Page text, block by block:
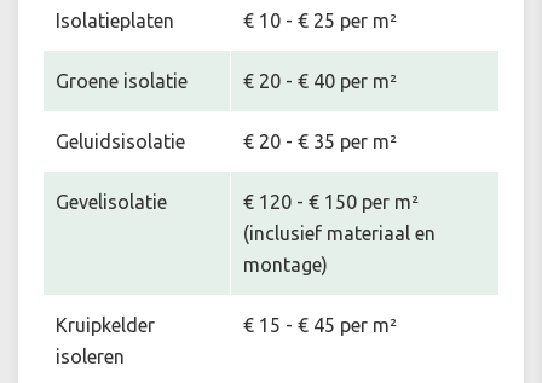
Isolatieplaten € 10 - € 25 per m²
Groene isolatie € 20 - € 40 per m²
Geluidsisolatie € 20 - € 35 per m²
Gevelisolatie
€ 120 - € 150 per m²
(inclusief materiaal en
montage)
Kruipkelder
isoleren
€ 15 - € 45 per m²